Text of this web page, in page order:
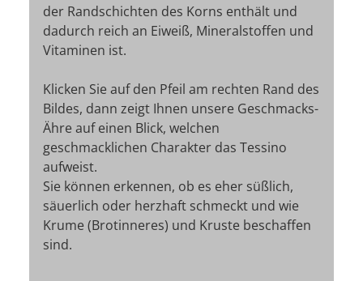
der Randschichten des Korns enthält und
dadurch reich an Eiweiß, Mineralstoffen und
Vitaminen ist.
Klicken Sie auf den Pfeil am rechten Rand des
Bildes, dann zeigt Ihnen unsere Geschmacks-
Ähre auf einen Blick, welchen
geschmacklichen Charakter das Tessino
aufweist.
Sie können erkennen, ob es eher süßlich,
säuerlich oder herzhaft schmeckt und wie
Krume (Brotinneres) und Kruste beschaffen
sind.